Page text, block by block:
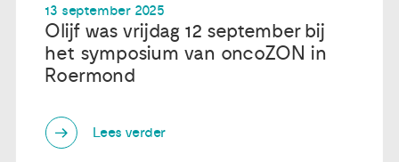
13 september 2025
Olijf was vrijdag 12 september bij
het symposium van oncoZON in
Roermond
Lees verder